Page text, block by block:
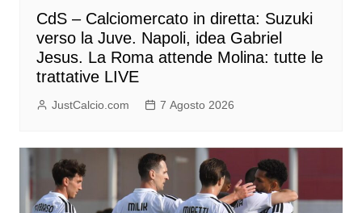
CdS – Calciomercato in diretta: Suzuki
verso la Juve. Napoli, idea Gabriel
Jesus. La Roma attende Molina: tutte le
trattative LIVE
JustCalcio.com 7 Agosto 2026